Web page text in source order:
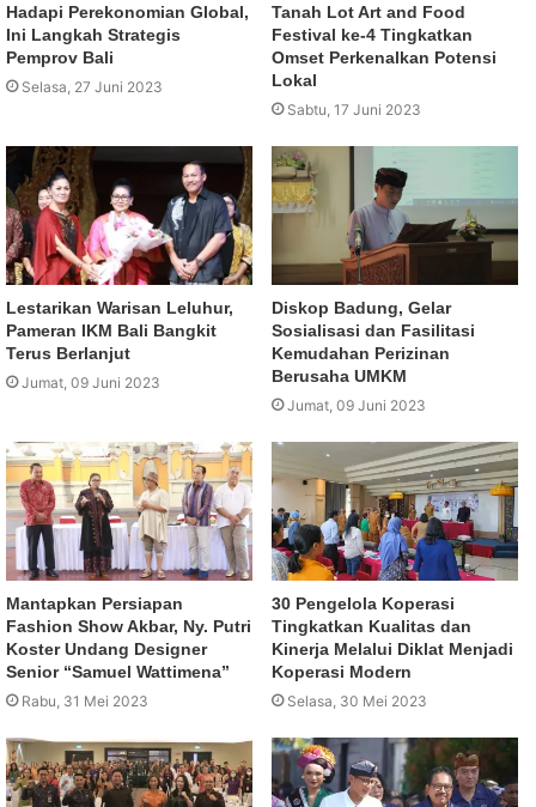
Hadapi Perekonomian Global,
Ini Langkah Strategis
Pemprov Bali
Selasa, 27 Juni 2023
Tanah Lot Art and Food
Festival ke-4 Tingkatkan
Omset Perkenalkan Potensi
Lokal
Sabtu, 17 Juni 2023
Lestarikan Warisan Leluhur,
Pameran IKM Bali Bangkit
Terus Berlanjut
Jumat, 09 Juni 2023
Diskop Badung, Gelar
Sosialisasi dan Fasilitasi
Kemudahan Perizinan
Berusaha UMKM
Jumat, 09 Juni 2023
Mantapkan Persiapan
Fashion Show Akbar, Ny. Putri
Koster Undang Designer
Senior “Samuel Wattimena”
Rabu, 31 Mei 2023
30 Pengelola Koperasi
Tingkatkan Kualitas dan
Kinerja Melalui Diklat Menjadi
Koperasi Modern
Selasa, 30 Mei 2023